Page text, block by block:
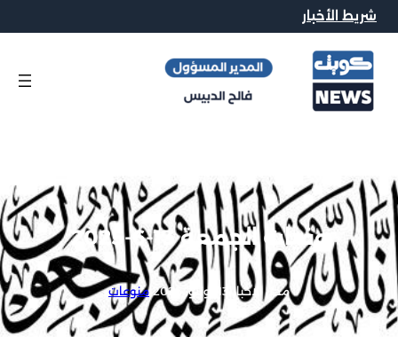
شريط الأخبار
وفيات الجمعة 13-6-2025
محرر الاخبار|13 يونيو, 2025 |منوعات